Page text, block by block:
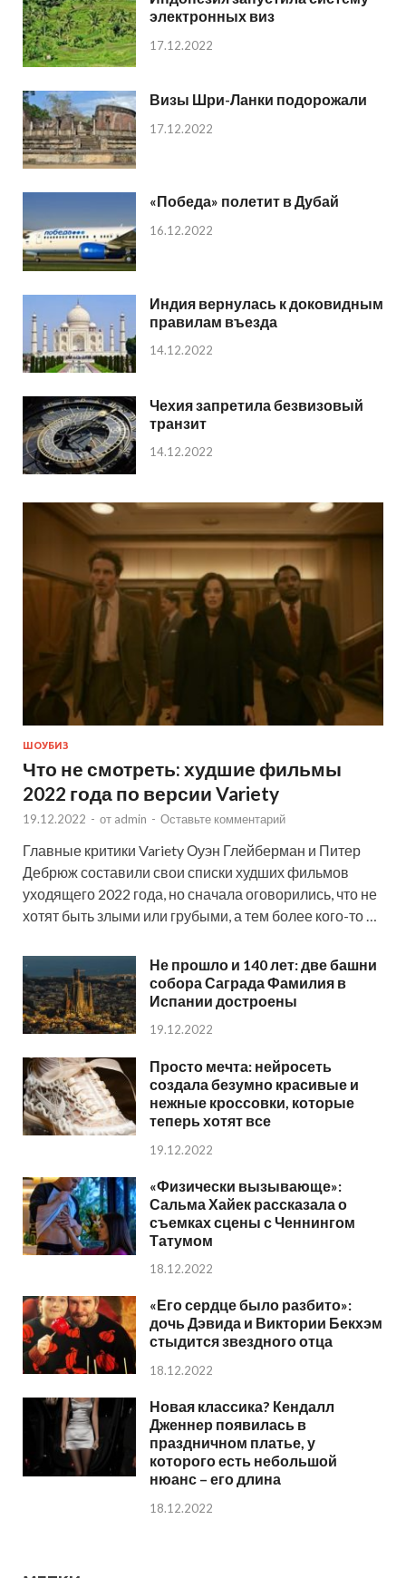
электронных виз
17.12.2022
Визы Шри-Ланки подорожали
17.12.2022
«Победа» полетит в Дубай
16.12.2022
Индия вернулась к доковидным
правилам въезда
14.12.2022
Чехия запретила безвизовый
транзит
14.12.2022
ШОУБИЗ
Что не смотреть: худшие фильмы
2022 года по версии Variety
19.12.2022 - от admin - Оставьте комментарий
Главные критики Variety Оуэн Глейберман и Питер
Дебрюж составили свои списки худших фильмов
уходящего 2022 года, но сначала оговорились, что не
хотят быть злыми или грубыми, а тем более кого-то …
Не прошло и 140 лет: две башни
собора Саграда Фамилия в
Испании достроены
19.12.2022
Просто мечта: нейросеть
создала безумно красивые и
нежные кроссовки, которые
теперь хотят все
19.12.2022
«Физически вызывающе»:
Сальма Хайек рассказала о
съемках сцены с Ченнингом
Татумом
18.12.2022
«Его сердце было разбито»:
дочь Дэвида и Виктории Бекхэм
стыдится звездного отца
18.12.2022
Новая классика? Кендалл
Дженнер появилась в
праздничном платье, у
которого есть небольшой
нюанс – его длина
18.12.2022